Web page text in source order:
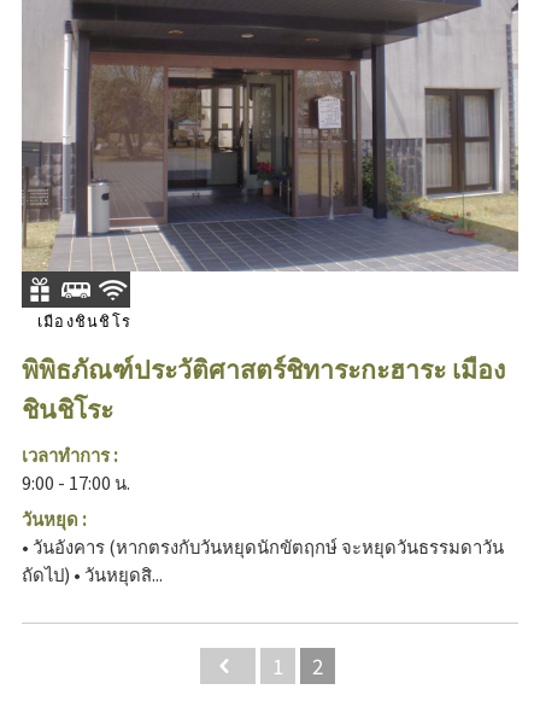
เมืองชินชิโร
พิพิธภัณฑ์ประวัติศาสตร์ชิทาระกะฮาระ เมือง
ชินชิโระ
เวลาทำการ :
9:00 - 17:00 น.
วันหยุด :
• วันอังคาร (หากตรงกับวันหยุดนักขัตฤกษ์ จะหยุดวันธรรมดาวัน
ถัดไป) • วันหยุดสิ...
Back
1 2